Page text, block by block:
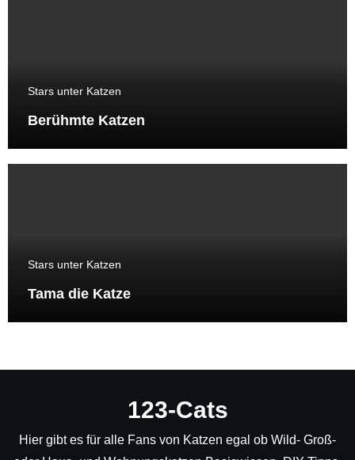
Stars unter Katzen
Berühmte Katzen
Stars unter Katzen
Tama die Katze
123-Cats
Hier gibt es für alle Fans von Katzen egal ob Wild- Groß-